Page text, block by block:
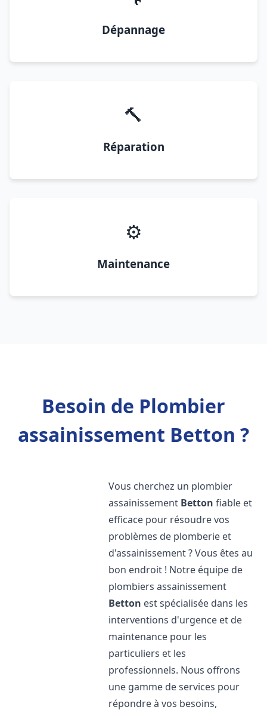
Dépannage
🔨
Réparation
⚙️
Maintenance
Besoin de Plombier
assainissement Betton ?
Vous cherchez un plombier
assainissement Betton fiable et
efficace pour résoudre vos
problèmes de plomberie et
d'assainissement ? Vous êtes au
bon endroit ! Notre équipe de
plombiers assainissement
Betton est spécialisée dans les
interventions d'urgence et de
maintenance pour les
particuliers et les
professionnels. Nous offrons
une gamme de services pour
répondre à vos besoins,